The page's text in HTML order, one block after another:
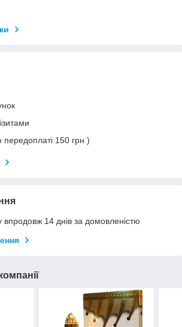
передоплаті 150 грн )
14 днів за домовленістю